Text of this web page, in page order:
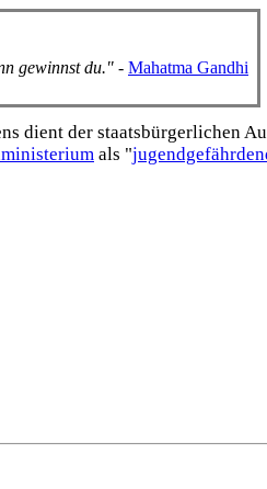
gewinnst du." - Mahatma Gandhi
dient der staats­bürgerlichen
als "